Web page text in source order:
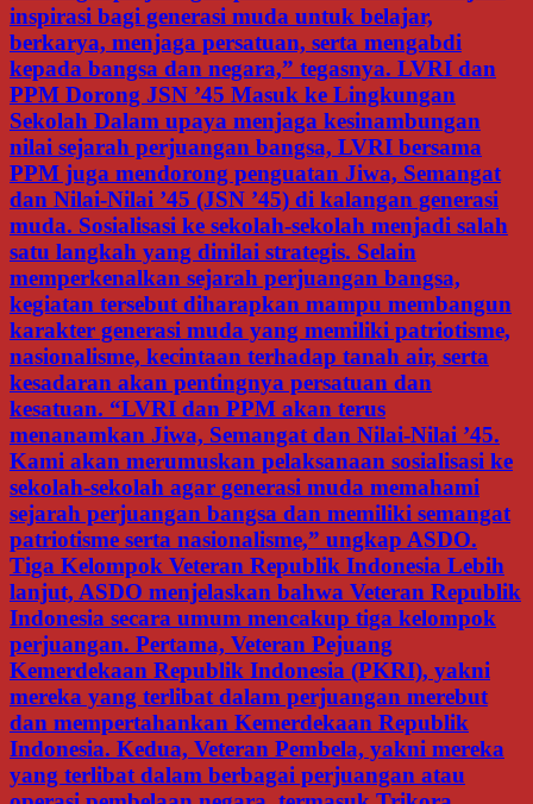
inspirasi bagi generasi muda untuk belajar,
berkarya, menjaga persatuan, serta mengabdi
kepada bangsa dan negara,” tegasnya. LVRI dan
PPM Dorong JSN ’45 Masuk ke Lingkungan
Sekolah Dalam upaya menjaga kesinambungan
nilai sejarah perjuangan bangsa, LVRI bersama
PPM juga mendorong penguatan Jiwa, Semangat
dan Nilai-Nilai ’45 (JSN ’45) di kalangan generasi
muda. Sosialisasi ke sekolah-sekolah menjadi salah
satu langkah yang dinilai strategis. Selain
memperkenalkan sejarah perjuangan bangsa,
kegiatan tersebut diharapkan mampu membangun
karakter generasi muda yang memiliki patriotisme,
nasionalisme, kecintaan terhadap tanah air, serta
kesadaran akan pentingnya persatuan dan
kesatuan. “LVRI dan PPM akan terus
menanamkan Jiwa, Semangat dan Nilai-Nilai ’45.
Kami akan merumuskan pelaksanaan sosialisasi ke
sekolah-sekolah agar generasi muda memahami
sejarah perjuangan bangsa dan memiliki semangat
patriotisme serta nasionalisme,” ungkap ASDO.
Tiga Kelompok Veteran Republik Indonesia Lebih
lanjut, ASDO menjelaskan bahwa Veteran Republik
Indonesia secara umum mencakup tiga kelompok
perjuangan. Pertama, Veteran Pejuang
Kemerdekaan Republik Indonesia (PKRI), yakni
mereka yang terlibat dalam perjuangan merebut
dan mempertahankan Kemerdekaan Republik
Indonesia. Kedua, Veteran Pembela, yakni mereka
yang terlibat dalam berbagai perjuangan atau